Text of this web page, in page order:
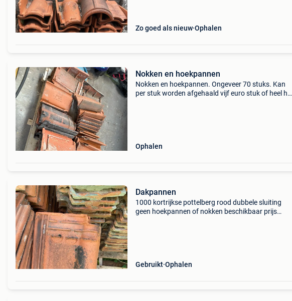
Zo goed als nieuw Ophalen
Nokken en hoekpannen
Nokken en hoekpannen. Ongeveer 70 stuks. Kan
per stuk worden afgehaald vijf euro stuk of heel het
Ophalen
Dakpannen
1000 kortrijkse pottelberg rood dubbele sluiting
geen hoekpannen of nokken beschikbaar prijs
Gebruikt Ophalen